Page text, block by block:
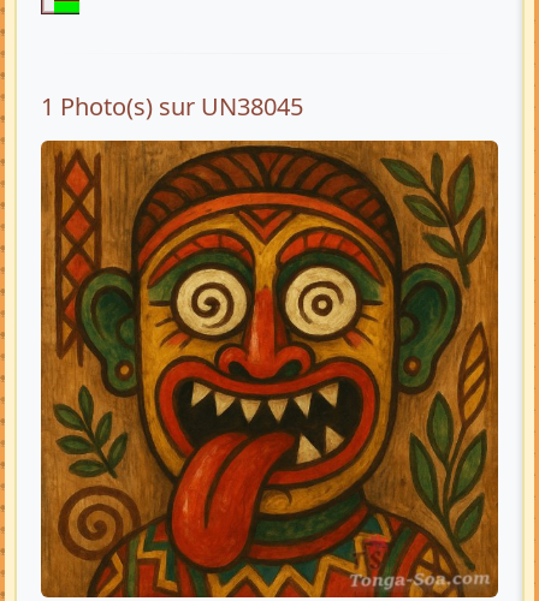
1 Photo(s) sur UN38045